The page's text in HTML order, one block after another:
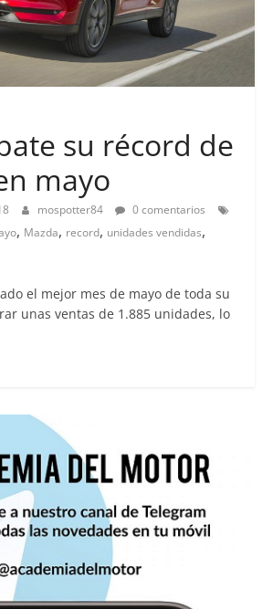
su récord de
mayo
mospotter84
0 comentarios
, Mazda, record, unidades vendidas,
el mejor mes de mayo de toda su
unas ventas de 1.885 unidades, lo